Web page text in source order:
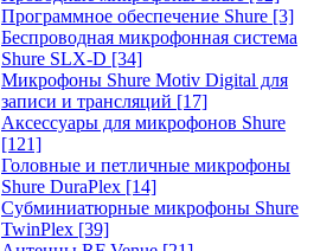
Программное обеспечение Shure [3]
Беспроводная микрофонная система
Shure SLX-D [34]
Микрофоны Shure Motiv Digital для
записи и трансляций [17]
Аксессуары для микрофонов Shure
[121]
Головные и петличные микрофоны
Shure DuraPlex [14]
Субминиатюрные микрофоны Shure
TwinPlex [39]